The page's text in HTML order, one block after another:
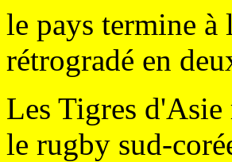
le pays termine à
rétrogradé en
Les Tigres
le rugby sud-